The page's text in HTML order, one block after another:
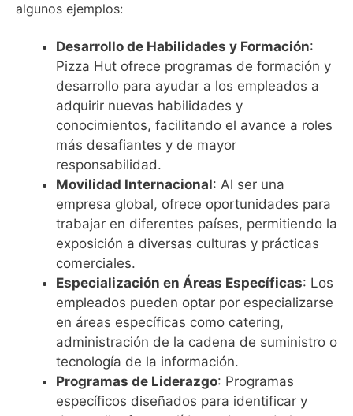
algunos ejemplos:
Desarrollo de Habilidades y Formación:
Pizza Hut ofrece programas de formación y
desarrollo para ayudar a los empleados a
adquirir nuevas habilidades y
conocimientos, facilitando el avance a roles
más desafiantes y de mayor
responsabilidad.
Movilidad Internacional: Al ser una
empresa global, ofrece oportunidades para
trabajar en diferentes países, permitiendo la
exposición a diversas culturas y prácticas
comerciales.
Especialización en Áreas Específicas: Los
empleados pueden optar por especializarse
en áreas específicas como catering,
administración de la cadena de suministro o
tecnología de la información.
Programas de Liderazgo: Programas
específicos diseñados para identificar y